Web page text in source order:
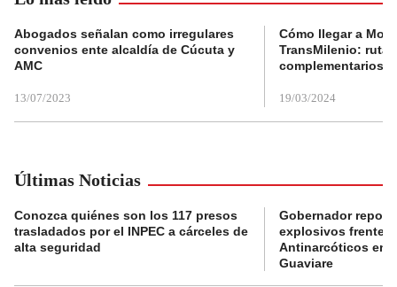
Abogados señalan como irregulares
convenios ente alcaldía de Cúcuta y
AMC
13/07/2023
Cómo llegar a
TransMilenio:
complementarios
19/03/2024
Últimas Noticias
Conozca quiénes son los 117 presos
trasladados por el INPEC a cárceles de
alta seguridad
Gobernador
explosivos frente a
Antinarcóticos en
Guaviare